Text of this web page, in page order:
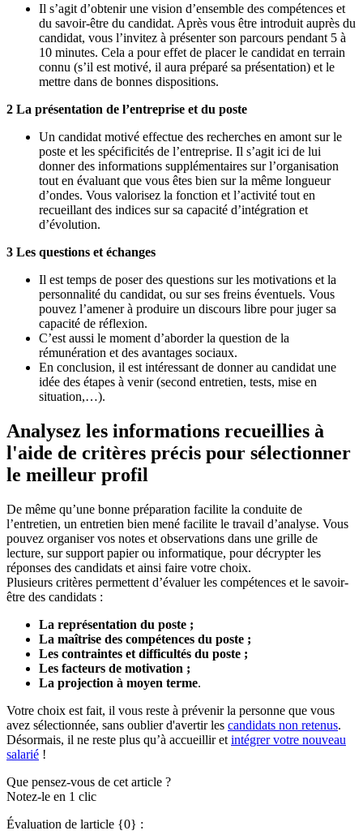
Il s’agit d’obtenir une vision d’ensemble des compétences et
du savoir-être du candidat. Après vous être introduit auprès du
candidat, vous l’invitez à présenter son parcours pendant 5 à
10 minutes. Cela a pour effet de placer le candidat en terrain
connu (s’il est motivé, il aura préparé sa présentation) et le
mettre dans de bonnes dispositions.
2 La présentation de l’entreprise et du poste
Un candidat motivé effectue des recherches en amont sur le
poste et les spécificités de l’entreprise. Il s’agit ici de lui
donner des informations supplémentaires sur l’organisation
tout en évaluant que vous êtes bien sur la même longueur
d’ondes. Vous valorisez la fonction et l’activité tout en
recueillant des indices sur sa capacité d’intégration et
d’évolution.
3 Les questions et échanges
Il est temps de poser des questions sur les motivations et la
personnalité du candidat, ou sur ses freins éventuels. Vous
pouvez l’amener à produire un discours libre pour juger sa
capacité de réflexion.
C’est aussi le moment d’aborder la question de la
rémunération et des avantages sociaux.
En conclusion, il est intéressant de donner au candidat une
idée des étapes à venir (second entretien, tests, mise en
situation,…).
Analysez les informations recueillies à
l'aide de critères précis pour sélectionner
le meilleur profil
De même qu’une bonne préparation facilite la conduite de
l’entretien, un entretien bien mené facilite le travail d’analyse. Vous
pouvez organiser vos notes et observations dans une grille de
lecture, sur support papier ou informatique, pour décrypter les
réponses des candidats et ainsi faire votre choix.
Plusieurs critères permettent d’évaluer les compétences et le savoir-
être des candidats :
La représentation du poste ;
La maîtrise des compétences du poste ;
Les contraintes et difficultés du poste ;
Les facteurs de motivation ;
La projection à moyen terme.
Votre choix est fait, il vous reste à prévenir la personne que vous
avez sélectionnée, sans oublier d'avertir les candidats non retenus.
Désormais, il ne reste plus qu’à accueillir et intégrer votre nouveau
salarié !
Que pensez-vous de cet article ?
Notez-le en 1 clic
Évaluation de larticle {0} :